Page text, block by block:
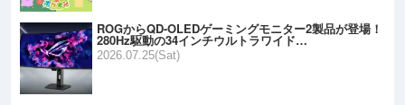
ROGからQD-OLEDゲーミングモニター2製品が登場！
280Hz駆動の34インチウルトラワイド…
2026.07.25(Sat)